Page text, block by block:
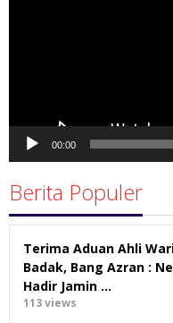
00:00
Berita Populer
Terima Aduan Ahli
Badak, Bang Azran :
Hadir Jamin …
113 views